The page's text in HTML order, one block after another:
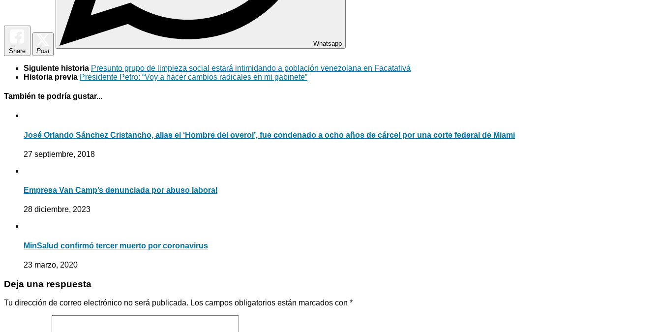
Share Post
Whatsapp
Siguiente historia Presunto grupo de limpieza social estará intimidando a población venezolana en Facatativá
Historia previa Presidente Petro: “Voy a hacer cambios radicales en mi gabinete”
También te podría gustar...
José Orlando Sánchez Cristancho, alias el ‘Hombre del overol’, fue condenado a ocho años de cárcel por una corte federal de Miami
27 septiembre, 2018
Empresa Van Camp’s denunciada por abuso laboral
28 diciembre, 2023
MinSalud confirmó tercer muerto por coronavirus
23 marzo, 2020
Deja una respuesta
Tu dirección de correo electrónico no será publicada. Los campos obligatorios están marcados con *